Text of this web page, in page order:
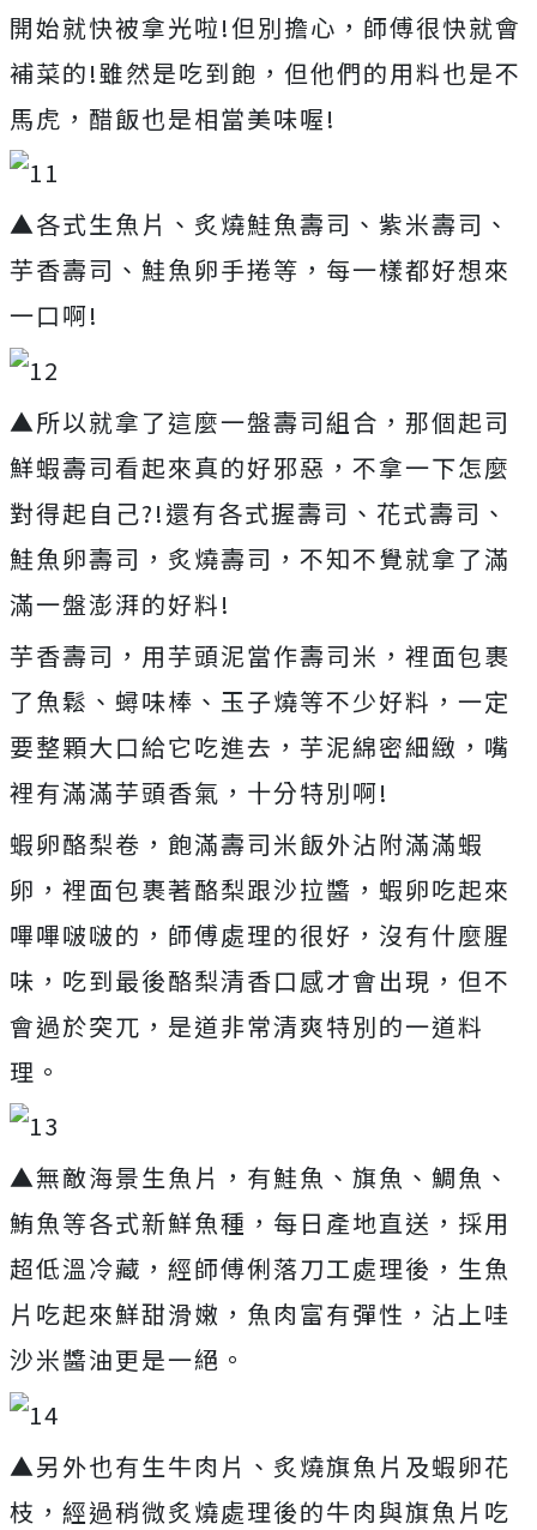
開始就快被拿光啦!但別擔心，師傅很快就會
補菜的!雖然是吃到飽，但他們的用料也是不
馬虎，醋飯也是相當美味喔!
▲各式生魚片、炙燒鮭魚壽司、紫米壽司、
芋香壽司、鮭魚卵手捲等，每一樣都好想來
一口啊!
▲所以就拿了這麼一盤壽司組合，那個起司
鮮蝦壽司看起來真的好邪惡，不拿一下怎麼
對得起自己?!還有各式握壽司、花式壽司、
鮭魚卵壽司，炙燒壽司，不知不覺就拿了滿
滿一盤澎湃的好料!
芋香壽司，用芋頭泥當作壽司米，裡面包裹
了魚鬆、蟳味棒、玉子燒等不少好料，一定
要整顆大口給它吃進去，芋泥綿密細緻，嘴
裡有滿滿芋頭香氣，十分特別啊!
蝦卵酪梨卷，飽滿壽司米飯外沾附滿滿蝦
卵，裡面包裹著酪梨跟沙拉醬，蝦卵吃起來
嗶嗶啵啵的，師傅處理的很好，沒有什麼腥
味，吃到最後酪梨清香口感才會出現，但不
會過於突兀，是道非常清爽特別的一道料
理。
▲無敵海景生魚片，有鮭魚、旗魚、鯛魚、
鮪魚等各式新鮮魚種，每日產地直送，採用
超低溫冷藏，經師傅俐落刀工處理後，生魚
片吃起來鮮甜滑嫩，魚肉富有彈性，沾上哇
沙米醬油更是一絕。
▲另外也有生牛肉片、炙燒旗魚片及蝦卵花
枝，經過稍微炙燒處理後的牛肉與旗魚片吃